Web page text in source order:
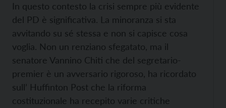
In questo contesto la crisi sempre più evidente
del PD è significativa. La minoranza si sta
avvitando su sé stessa e non si capisce cosa
voglia. Non un renziano sfegatato, ma il
senatore Vannino Chiti che del segretario-
premier è un avversario rigoroso, ha ricordato
sull’ Huffinton Post che la riforma
costituzionale ha recepito varie critiche